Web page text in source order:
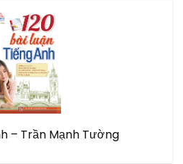
– Trần Mạnh Tường